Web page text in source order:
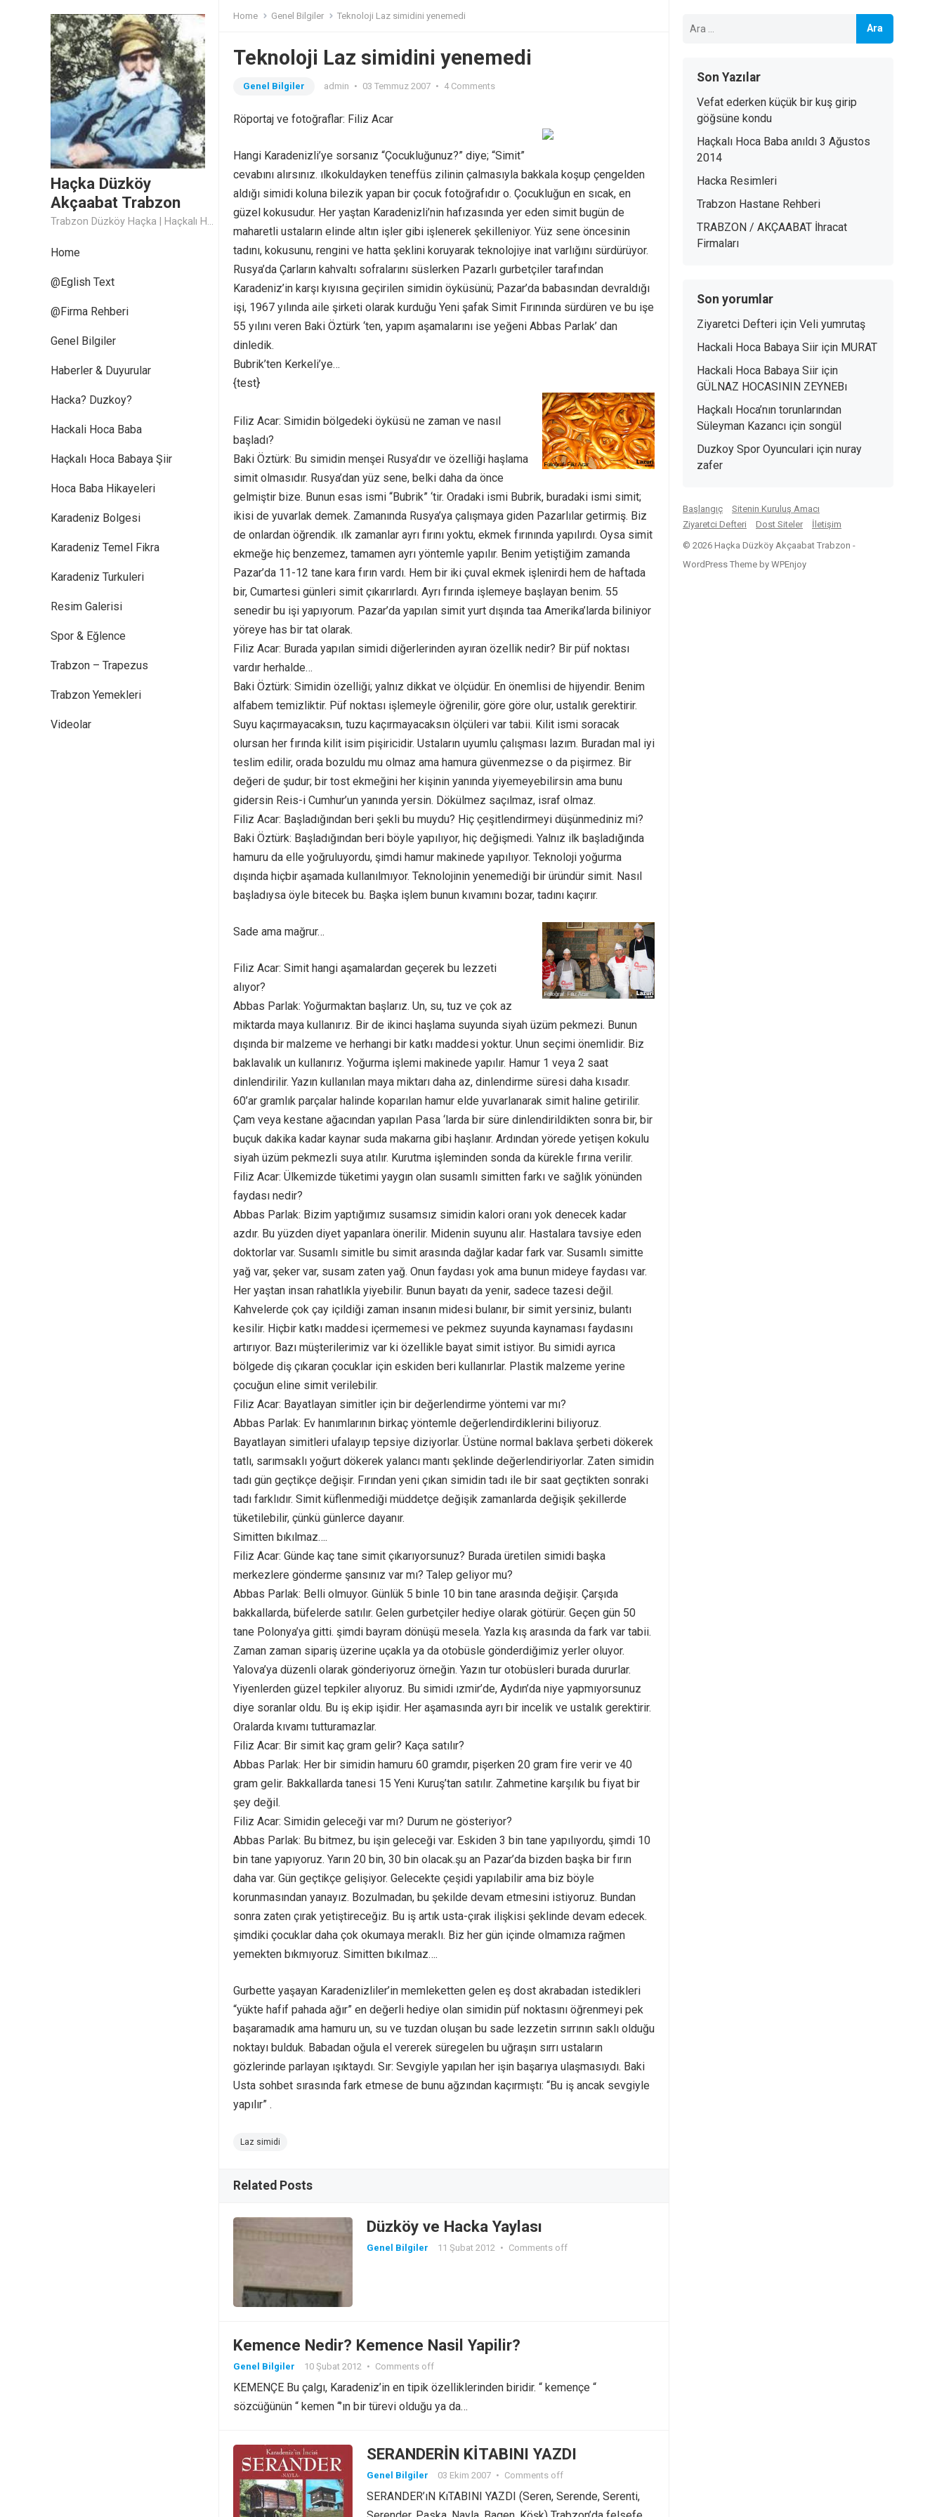
Haçka Düzköy
Akçaabat Trabzon
Trabzon Düzköy Haçka | Haçkalı Hoca Baba
Home
@Eglish Text
@Firma Rehberi
Genel Bilgiler
Haberler & Duyurular
Hacka? Duzkoy?
Hackali Hoca Baba
Haçkalı Hoca Babaya Şiir
Hoca Baba Hikayeleri
Karadeniz Bolgesi
Karadeniz Temel Fikra
Karadeniz Turkuleri
Resim Galerisi
Spor & Eğlence
Trabzon – Trapezus
Trabzon Yemekleri
Videolar
Home Genel Bilgiler Teknoloji Laz simidini yenemedi
Teknoloji Laz simidini yenemedi
Genel Bilgiler admin • 03 Temmuz 2007 • 4 Comments
Röportaj ve fotoğraflar: Filiz Acar
Hangi Karadenizli’ye sorsanız “Çocukluğunuz?” diye; “Simit”
cevabını alırsınız. ılkokuldayken teneffüs zilinin çalmasıyla bakkala koşup çengelden
aldığı simidi koluna bilezik yapan bir çocuk fotoğrafıdır o. Çocukluğun en sıcak, en
güzel kokusudur. Her yaştan Karadenizli’nin hafızasında yer eden simit bugün de
maharetli ustaların elinde altın işler gibi işlenerek şekilleniyor. Yüz sene öncesinin
tadını, kokusunu, rengini ve hatta şeklini koruyarak teknolojiye inat varlığını sürdürüyor.
Rusya’da Çarların kahvaltı sofralarını süslerken Pazarlı gurbetçiler tarafından
Karadeniz’in karşı kıyısına geçirilen simidin öyküsünü; Pazar’da babasından devraldığı
işi, 1967 yılında aile şirketi olarak kurduğu Yeni şafak Simit Fırınında sürdüren ve bu işe
55 yılını veren Baki Öztürk ‘ten, yapım aşamalarını ise yeğeni Abbas Parlak’ dan
dinledik.
Bubrik’ten Kerkeli’ye…
{test}
Filiz Acar: Simidin bölgedeki öyküsü ne zaman ve nasıl
başladı?
Baki Öztürk: Bu simidin menşei Rusya’dır ve özelliği haşlama
simit olmasıdır. Rusya’dan yüz sene, belki daha da önce
gelmiştir bize. Bunun esas ismi “Bubrik” ‘tir. Oradaki ismi Bubrik, buradaki ismi simit;
ikisi de yuvarlak demek. Zamanında Rusya’ya çalışmaya giden Pazarlılar getirmiş. Biz
de onlardan öğrendik. ılk zamanlar ayrı fırını yoktu, ekmek fırınında yapılırdı. Oysa simit
ekmeğe hiç benzemez, tamamen ayrı yöntemle yapılır. Benim yetiştiğim zamanda
Pazar’da 11-12 tane kara fırın vardı. Hem bir iki çuval ekmek işlenirdi hem de haftada
bir, Cumartesi günleri simit çıkarırlardı. Ayrı fırında işlemeye başlayan benim. 55
senedir bu işi yapıyorum. Pazar’da yapılan simit yurt dışında taa Amerika’larda biliniyor
yöreye has bir tat olarak.
Filiz Acar: Burada yapılan simidi diğerlerinden ayıran özellik nedir? Bir püf noktası
vardır herhalde…
Baki Öztürk: Simidin özelliği; yalnız dikkat ve ölçüdür. En önemlisi de hijyendir. Benim
alfabem temizliktir. Püf noktası işlemeyle öğrenilir, göre göre olur, ustalık gerektirir.
Suyu kaçırmayacaksın, tuzu kaçırmayacaksın ölçüleri var tabii. Kilit ismi soracak
olursan her fırında kilit isim pişiricidir. Ustaların uyumlu çalışması lazım. Buradan mal iyi
teslim edilir, orada bozuldu mu olmaz ama hamura güvenmezse o da pişirmez. Bir
değeri de şudur; bir tost ekmeğini her kişinin yanında yiyemeyebilirsin ama bunu
gidersin Reis-i Cumhur’un yanında yersin. Dökülmez saçılmaz, israf olmaz.
Filiz Acar: Başladığından beri şekli bu muydu? Hiç çeşitlendirmeyi düşünmediniz mi?
Baki Öztürk: Başladığından beri böyle yapılıyor, hiç değişmedi. Yalnız ilk başladığında
hamuru da elle yoğruluyordu, şimdi hamur makinede yapılıyor. Teknoloji yoğurma
dışında hiçbir aşamada kullanılmıyor. Teknolojinin yenemediği bir üründür simit. Nasıl
başladıysa öyle bitecek bu. Başka işlem bunun kıvamını bozar, tadını kaçırır.
Sade ama mağrur…
Filiz Acar: Simit hangi aşamalardan geçerek bu lezzeti
alıyor?
Abbas Parlak: Yoğurmaktan başlarız. Un, su, tuz ve çok az
miktarda maya kullanırız. Bir de ikinci haşlama suyunda siyah üzüm pekmezi. Bunun
dışında bir malzeme ve herhangi bir katkı maddesi yoktur. Unun seçimi önemlidir. Biz
baklavalık un kullanırız. Yoğurma işlemi makinede yapılır. Hamur 1 veya 2 saat
dinlendirilir. Yazın kullanılan maya miktarı daha az, dinlendirme süresi daha kısadır.
60’ar gramlık parçalar halinde koparılan hamur elde yuvarlanarak simit haline getirilir.
Çam veya kestane ağacından yapılan Pasa ‘larda bir süre dinlendirildikten sonra bir, bir
buçuk dakika kadar kaynar suda makarna gibi haşlanır. Ardından yörede yetişen kokulu
siyah üzüm pekmezli suya atılır. Kurutma işleminden sonda da kürekle fırına verilir.
Filiz Acar: Ülkemizde tüketimi yaygın olan susamlı simitten farkı ve sağlık yönünden
faydası nedir?
Abbas Parlak: Bizim yaptığımız susamsız simidin kalori oranı yok denecek kadar
azdır. Bu yüzden diyet yapanlara önerilir. Midenin suyunu alır. Hastalara tavsiye eden
doktorlar var. Susamlı simitle bu simit arasında dağlar kadar fark var. Susamlı simitte
yağ var, şeker var, susam zaten yağ. Onun faydası yok ama bunun mideye faydası var.
Her yaştan insan rahatlıkla yiyebilir. Bunun bayatı da yenir, sadece tazesi değil.
Kahvelerde çok çay içildiği zaman insanın midesi bulanır, bir simit yersiniz, bulantı
kesilir. Hiçbir katkı maddesi içermemesi ve pekmez suyunda kaynaması faydasını
artırıyor. Bazı müşterilerimiz var ki özellikle bayat simit istiyor. Bu simidi ayrıca
bölgede diş çıkaran çocuklar için eskiden beri kullanırlar. Plastik malzeme yerine
çocuğun eline simit verilebilir.
Filiz Acar: Bayatlayan simitler için bir değerlendirme yöntemi var mı?
Abbas Parlak: Ev hanımlarının birkaç yöntemle değerlendirdiklerini biliyoruz.
Bayatlayan simitleri ufalayıp tepsiye diziyorlar. Üstüne normal baklava şerbeti dökerek
tatlı, sarımsaklı yoğurt dökerek yalancı mantı şeklinde değerlendiriyorlar. Zaten simidin
tadı gün geçtikçe değişir. Fırından yeni çıkan simidin tadı ile bir saat geçtikten sonraki
tadı farklıdır. Simit küflenmediği müddetçe değişik zamanlarda değişik şekillerde
tüketilebilir, çünkü günlerce dayanır.
Simitten bıkılmaz….
Filiz Acar: Günde kaç tane simit çıkarıyorsunuz? Burada üretilen simidi başka
merkezlere gönderme şansınız var mı? Talep geliyor mu?
Abbas Parlak: Belli olmuyor. Günlük 5 binle 10 bin tane arasında değişir. Çarşıda
bakkallarda, büfelerde satılır. Gelen gurbetçiler hediye olarak götürür. Geçen gün 50
tane Polonya’ya gitti. şimdi bayram dönüşü mesela. Yazla kış arasında da fark var tabii.
Zaman zaman sipariş üzerine uçakla ya da otobüsle gönderdiğimiz yerler oluyor.
Yalova’ya düzenli olarak gönderiyoruz örneğin. Yazın tur otobüsleri burada dururlar.
Yiyenlerden güzel tepkiler alıyoruz. Bu simidi ızmir’de, Aydın’da niye yapmıyorsunuz
diye soranlar oldu. Bu iş ekip işidir. Her aşamasında ayrı bir incelik ve ustalık gerektirir.
Oralarda kıvamı tutturamazlar.
Filiz Acar: Bir simit kaç gram gelir? Kaça satılır?
Abbas Parlak: Her bir simidin hamuru 60 gramdır, pişerken 20 gram fire verir ve 40
gram gelir. Bakkallarda tanesi 15 Yeni Kuruş’tan satılır. Zahmetine karşılık bu fiyat bir
şey değil.
Filiz Acar: Simidin geleceği var mı? Durum ne gösteriyor?
Abbas Parlak: Bu bitmez, bu işin geleceği var. Eskiden 3 bin tane yapılıyordu, şimdi 10
bin tane yapıyoruz. Yarın 20 bin, 30 bin olacak.şu an Pazar’da bizden başka bir fırın
daha var. Gün geçtikçe gelişiyor. Gelecekte çeşidi yapılabilir ama biz böyle
korunmasından yanayız. Bozulmadan, bu şekilde devam etmesini istiyoruz. Bundan
sonra zaten çırak yetiştireceğiz. Bu iş artık usta-çırak ilişkisi şeklinde devam edecek.
şimdiki çocuklar daha çok okumaya meraklı. Biz her gün içinde olmamıza rağmen
yemekten bıkmıyoruz. Simitten bıkılmaz….
Gurbette yaşayan Karadenizliler’in memleketten gelen eş dost akrabadan istedikleri
“yükte hafif pahada ağır” en değerli hediye olan simidin püf noktasını öğrenmeyi pek
başaramadık ama hamuru un, su ve tuzdan oluşan bu sade lezzetin sırrının saklı olduğu
noktayı bulduk. Babadan oğula el vererek süregelen bu uğraşın sırrı ustaların
gözlerinde parlayan ışıktaydı. Sır: Sevgiyle yapılan her işin başarıya ulaşmasıydı. Baki
Usta sohbet sırasında fark etmese de bunu ağzından kaçırmıştı: “Bu iş ancak sevgiyle
yapılır” .
Laz simidi
Related Posts
Düzköy ve Hacka Yaylası
Genel Bilgiler 11 Şubat 2012 • Comments off
Kemence Nedir? Kemence Nasil Yapilir?
Genel Bilgiler 10 Şubat 2012 • Comments off
KEMENÇE Bu çalgı, Karadeniz’in en tipik özelliklerinden biridir. “ kemençe “
sözcüğünün “ kemen “’ın bir türevi olduğu ya da…
SERANDERİN KİTABINI YAZDI
Genel Bilgiler 03 Ekim 2007 • Comments off
SERANDER’ıN KıTABINI YAZDI (Seren, Serende, Serenti,
Son Yazılar
Vefat ederken küçük bir kuş girip
göğsüne kondu
Haçkalı Hoca Baba anıldı 3 Ağustos
2014
Hacka Resimleri
Trabzon Hastane Rehberi
TRABZON / AKÇAABAT İhracat
Firmaları
Son yorumlar
Ziyaretci Defteri için Veli yumrutaş
Hackali Hoca Babaya Siir için MURAT
Hackali Hoca Babaya Siir için
GÜLNAZ HOCASININ ZEYNEBı
Haçkalı Hoca’nın torunlarından
Süleyman Kazancı için songül
Duzkoy Spor Oyunculari için nuray
zafer
Başlangıç
Sitenin Kuruluş Amacı
Ziyaretci Defteri
Dost Siteler
İletişim
© 2026 Haçka Düzköy Akçaabat Trabzon -
WordPress Theme by WPEnjoy